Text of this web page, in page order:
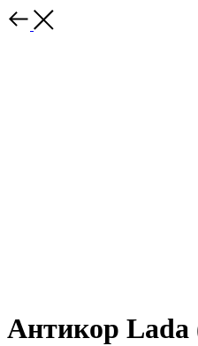
Антикор Lada